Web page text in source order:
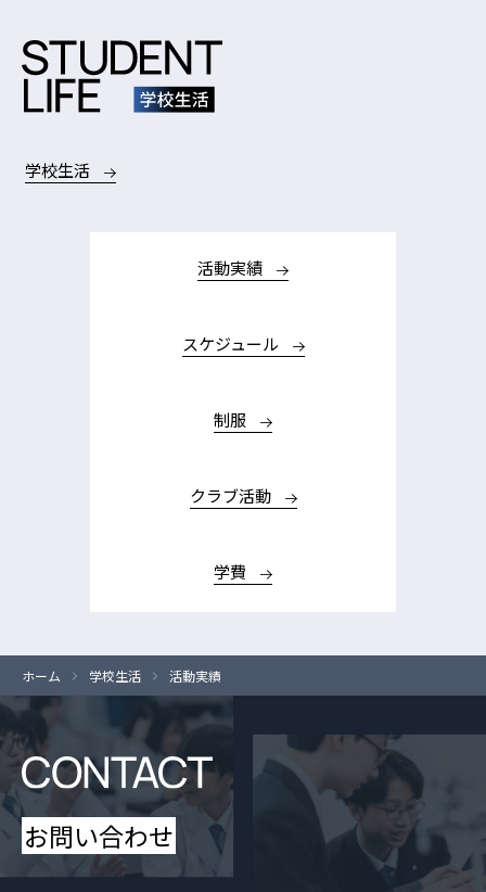
学校生活
活動実績
スケジュール
制服
クラブ活動
学費
ホーム 学校生活 活動実績
お問い合わせ